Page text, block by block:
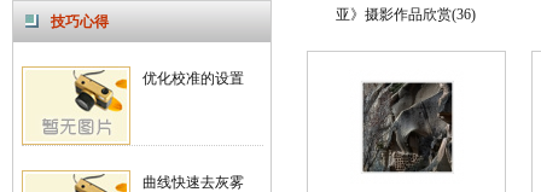
技巧心得
优化校准的设置
曲线快速去灰雾
亚》摄影作品欣赏(36)